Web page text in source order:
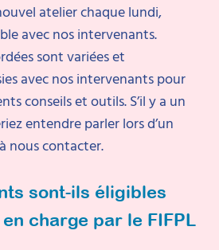
atelier chaque lundi,
avec nos intervenants.
sont variées et
avec nos intervenants pour
conseils et outils. S’il y a un
entendre parler lors d’un
nous contacter.
sont-ils éligibles
charge par le FIFPL